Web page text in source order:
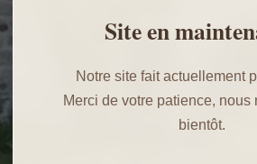
Site en
Notre site fait actuellement
Merci de votre patience, nous
bientôt.